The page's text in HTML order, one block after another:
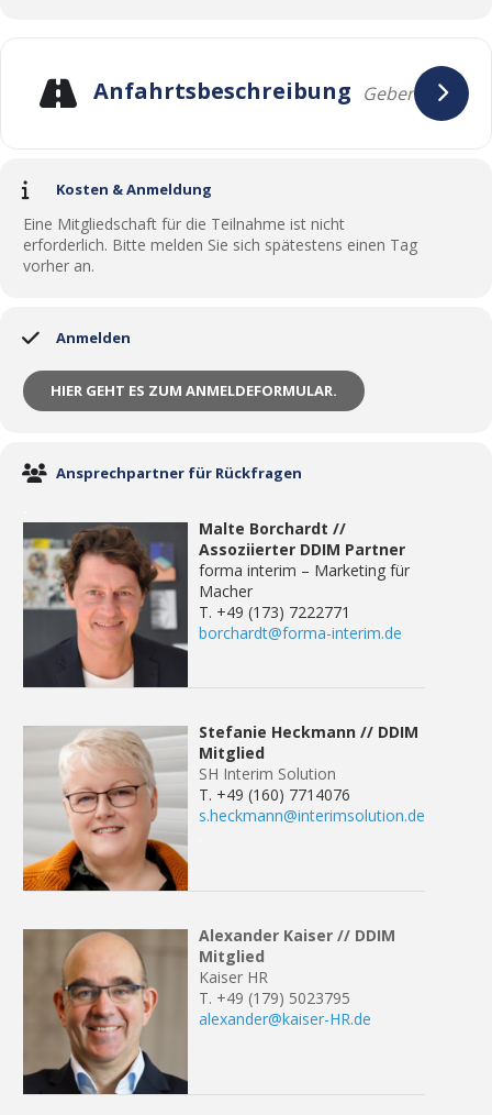
Anfahrtsbeschreibung
Kosten & Anmeldung
Eine Mitgliedschaft für die Teilnahme ist nicht
erforderlich. Bitte melden Sie sich spätestens einen Tag
vorher an.
Anmelden
HIER GEHT ES ZUM ANMELDEFORMULAR.
Ansprechpartner für Rückfragen
Malte Borchardt //
Assoziierter DDIM Partner
forma interim – Marketing für
Macher
T. +49 (173) 7222771
borchardt@forma-interim.de
Stefanie Heckmann // DDIM
Mitglied
SH Interim Solution
T. +49 (160) 7714076
s.heckmann@interimsolution.de
Alexander Kaiser // DDIM
Mitglied
Kaiser HR
T. +49 (179) 5023795
alexander@kaiser-HR.de